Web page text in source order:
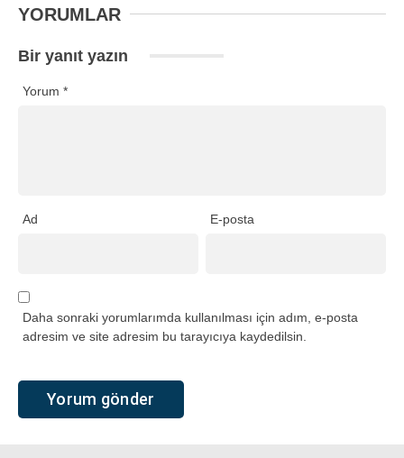
YORUMLAR
Bir yanıt yazın
Yorum *
Ad E-posta
Daha sonraki yorumlarımda kullanılması için adım, e-posta
adresim ve site adresim bu tarayıcıya kaydedilsin.